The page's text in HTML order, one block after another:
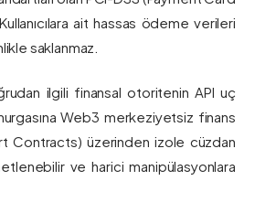
ait hassas ödeme verileri
saklanmaz.
ilgili finansal otoritenin API uç
Web3 merkeziyetsiz finans
Contracts) üzerinden izole cüzdan
ve harici manipülasyonlara